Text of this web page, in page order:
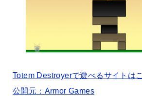
Totem Destroyerで遊べるサイトは
公開元：Armor Games